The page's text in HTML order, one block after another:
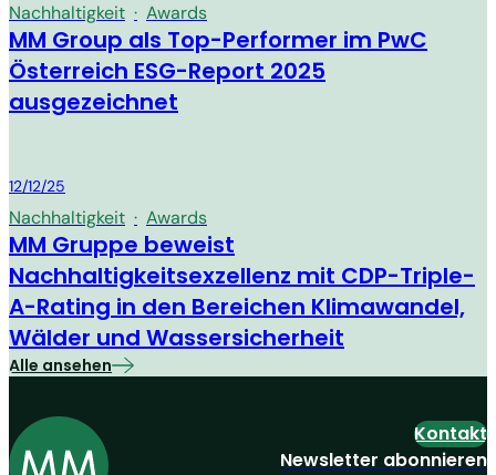
Nachhaltigkeit · Awards
MM Group als Top-Performer im PwC
Österreich ESG-Report 2025
ausgezeichnet
MM Group
12/12/25
Nachhaltigkeit · Awards
MM Gruppe beweist
Nachhaltigkeitsexzellenz mit CDP-Triple-
A-Rating in den Bereichen Klimawandel,
Wälder und Wassersicherheit
Alle ansehen
Kontakt
Newsletter abonnieren